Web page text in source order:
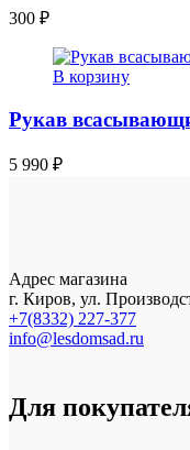
300 ₽
В корзину
Рукав
5 990 ₽
Адрес магазина
г. Киров, ул.
+7(8332) 227-377
info@lesdomsad.ru
Для